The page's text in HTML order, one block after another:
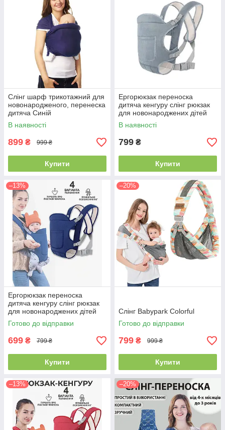
Слінг шарф трикотажний для
новонародженого, перенеска
дитяча Синій
В наявності
899 ₴ 999 ₴
Купити
Ергорюкзак переноска
дитяча кенгуру слінг рюкзак
для новонароджених дітей
малюків до 15кг 4 положення
Baby Carrier сірий
В наявності
799 ₴
Купити
–13%
Ергорюкзак переноска
дитяча кенгуру слінг рюкзак
для новонароджених дітей
малюків до 15кг 4 положення
Baby Carrier синій
Готово до відправки
699 ₴ 799 ₴
Купити
–20%
Слінг Babypark Colorful
Готово до відправки
799 ₴ 999 ₴
Купити
–13% –20%